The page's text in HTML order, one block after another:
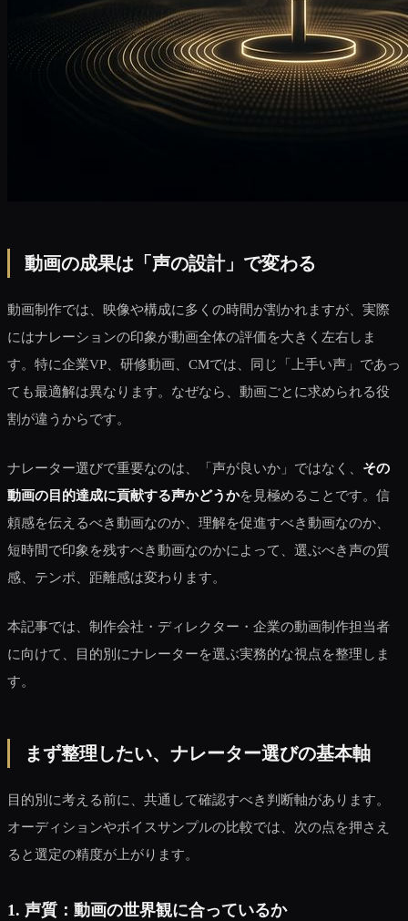
動画の成果は「声の設計」で変わる
動画制作では、映像や構成に多くの時間が割かれますが、実際
にはナレーションの印象が動画全体の評価を大きく左右しま
す。特に企業VP、研修動画、CMでは、同じ「上手い声」であっ
ても最適解は異なります。なぜなら、動画ごとに求められる役
割が違うからです。
ナレーター選びで重要なのは、「声が良いか」ではなく、 その
動画の目的達成に貢献する声かどうかを見極めることです。信
頼感を伝えるべき動画なのか、理解を促進すべき動画なのか、
短時間で印象を残すべき動画なのかによって、選ぶべき声の質
感、テンポ、距離感は変わります。
本記事では、制作会社・ディレクター・企業の動画制作担当者
に向けて、目的別にナレーターを選ぶ実務的な視点を整理しま
す。
まず整理したい、ナレーター選びの基本軸
目的別に考える前に、共通して確認すべき判断軸があります。
オーディションやボイスサンプルの比較では、次の点を押さえ
ると選定の精度が上がります。
1. 声質：動画の世界観に合っているか